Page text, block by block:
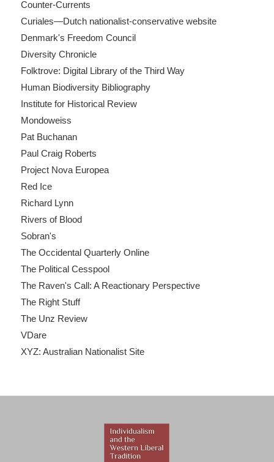
Counter-Currents
Curiales—Dutch nationalist-conservative website
Denmark's Freedom Council
Diversity Chronicle
Folktrove: Digital Library of the Third Way
Human Biodiversity Bibliography
Institute for Historical Review
Mondoweiss
Pat Buchanan
Paul Craig Roberts
Project Nova Europea
Red Ice
Richard Lynn
Rivers of Blood
Sobran's
The Occidental Quarterly Online
The Political Cesspool
The Raven's Call: A Reactionary Perspective
The Right Stuff
The Unz Review
VDare
XYZ: Australian Nationalist Site